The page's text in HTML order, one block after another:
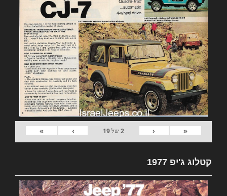
«
‹
2של19
›
»
קטלוג ג'יפ 1977